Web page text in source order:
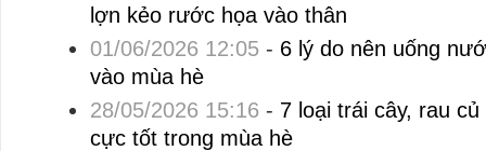
lợn kẻo rước họa vào thân
01/06/2026 12:05- 6 lý do nên uống
vào mùa hè
28/05/2026 15:16 - 7 loại trái cây, rau
cực tốt trong mùa hè